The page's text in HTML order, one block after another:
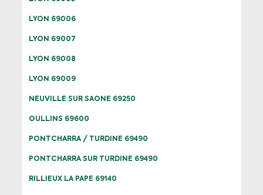
LYON 69006
LYON 69007
LYON 69008
LYON 69009
NEUVILLE SUR SAONE 69250
OULLINS 69600
PONTCHARRA / TURDINE 69490
PONTCHARRA SUR TURDINE 69490
RILLIEUX LA PAPE 69140